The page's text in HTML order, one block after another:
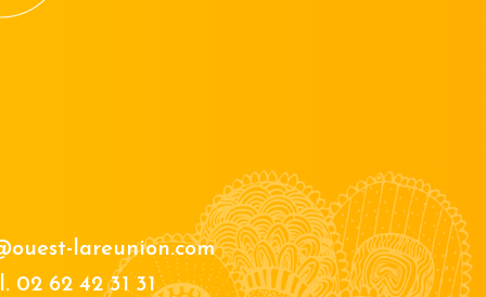
lareunion.com
02 62 42 31 31